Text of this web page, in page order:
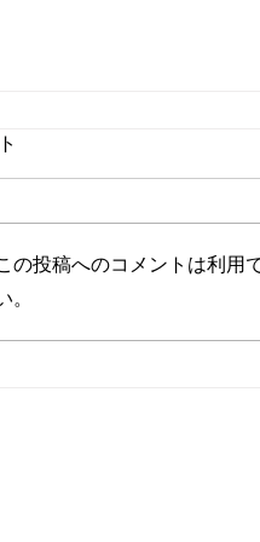
時間変更のお知らせ
の投稿へのコメントは利用
。